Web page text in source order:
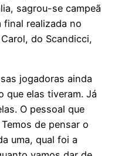
sagrou-se campeã
final realizada no
do Scandicci,
jogadoras ainda
que elas tiveram. Já
O pessoal que
de pensar o
uma, qual foi a